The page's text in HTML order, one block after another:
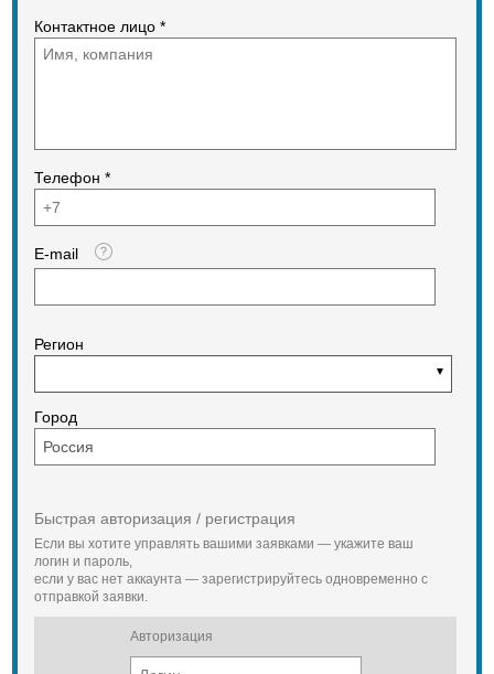
Контактное лицо *
Телефон *
E-mail
Регион
Город
Быстрая авторизация / регистрация
Если вы хотите управлять вашими заявками — укажите ваш
логин и пароль,
если у вас нет аккаунта — зарегистрируйтесь одновременно с
отправкой заявки.
Авторизация